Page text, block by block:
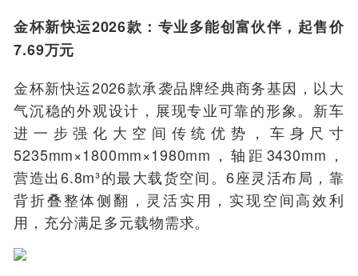
金杯新快运2026款：专业多能创富伙伴，起售价
7.69万元
金杯新快运2026款承袭品牌经典商务基因，以大
气沉稳的外观设计，展现专业可靠的形象。新车
进一步强化大空间传统优势，车身尺寸
5235mm×1800mm×1980mm，轴距3430mm，
营造出6.8m³的最大载货空间。6座灵活布局，靠
背折叠整体侧翻，灵活实用，实现空间高效利
用，充分满足多元载物需求。